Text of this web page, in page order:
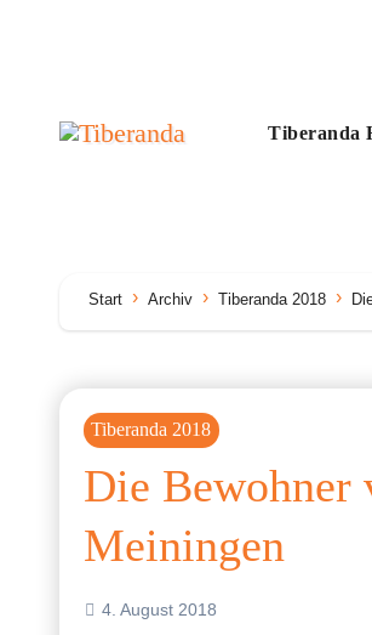
Tiberanda
Start Archiv Tiberanda 2018
Tiberanda 2018
Die Bewohner
Meiningen
4. August 2018